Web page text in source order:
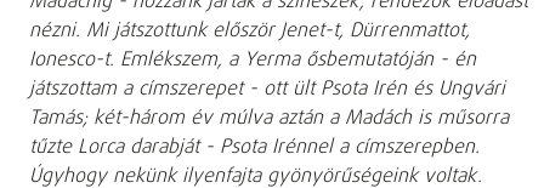
nézni. Mi játszottunk először Jenet-t, Dürrenmattot,
Ionesco-t. Emlékszem, a Yerma ősbemutatóján - én
játszottam a címszerepet - ott ült Psota Irén és Ungvári
Tamás; két-három év múlva aztán a Madách is műsorra
tűzte Lorca darabját - Psota Irénnel a címszerepben.
Úgyhogy nekünk ilyenfajta gyönyörűségeink voltak.